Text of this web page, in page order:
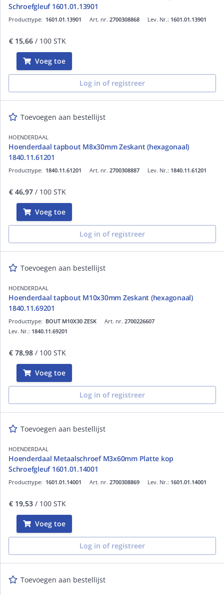
Schroefgleuf 1601.01.13901
Art. nr. 2700308868
Producttype: 1601.01.13901 Lev. Nr.: 1601.01.13901
€ 15,66 / 100 STK
Voeg toe
Log in of registreer
Toevoegen aan bestellijst
HOENDERDAAL
Hoenderdaal tapbout M8x30mm Zeskant (hexagonaal)
1840.11.61201
Art. nr. 2700308887
Producttype: 1840.11.61201 Lev. Nr.: 1840.11.61201
€ 46,97 / 100 STK
Voeg toe
Log in of registreer
Toevoegen aan bestellijst
HOENDERDAAL
Hoenderdaal tapbout M10x30mm Zeskant (hexagonaal)
1840.11.69201
Art. nr. 2700226607
Producttype: BOUT M10X30 ZESK
Lev. Nr.: 1840.11.69201
€ 78,98 / 100 STK
Voeg toe
Log in of registreer
Toevoegen aan bestellijst
HOENDERDAAL
Hoenderdaal Metaalschroef M3x60mm Platte kop
Schroefgleuf 1601.01.14001
Art. nr. 2700308869
Producttype: 1601.01.14001 Lev. Nr.: 1601.01.14001
€ 19,53 / 100 STK
Voeg toe
Log in of registreer
Toevoegen aan bestellijst